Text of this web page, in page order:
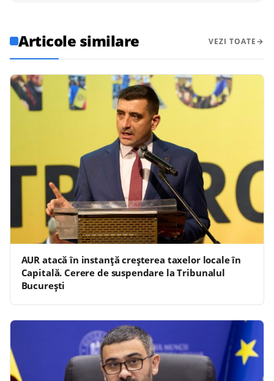
Articole similare VEZI TOATE
AUR atacă în instanță creșterea taxelor locale în
Capitală. Cerere de suspendare la Tribunalul
București